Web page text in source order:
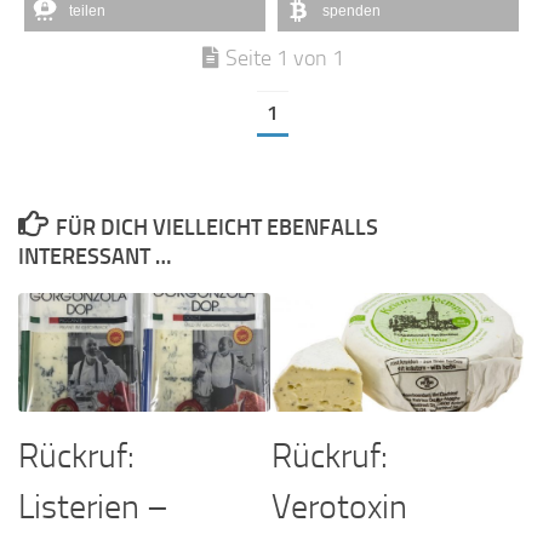
teilen spenden
Seite 1 von 1
1
FÜR DICH VIELLEICHT EBENFALLS
INTERESSANT …
Rückruf:
Listerien –
Rückruf:
Verotoxin